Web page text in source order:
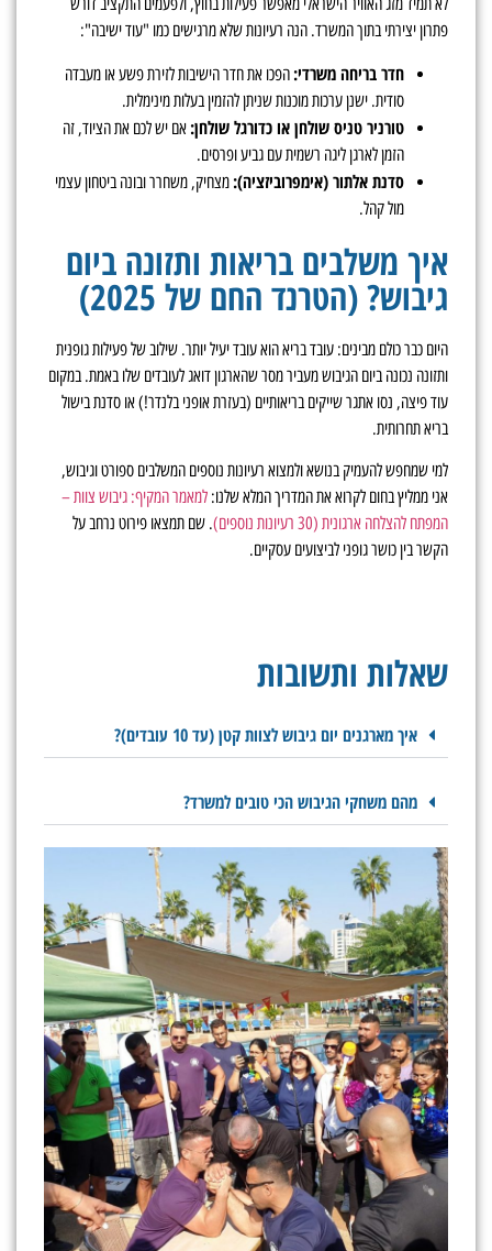
פתרון יצירתי בתוך המשרד. הנה רעיונות שלא מרגישים כמו "עוד ישיבה":
חדר בריחה משרדי: הפכו את חדר הישיבות לזירת פשע או מעבדה
סודית. ישנן ערכות מוכנות שניתן להזמין בעלות מינימלית.
טורניר טניס שולחן או כדורגל שולחן: אם יש לכם את הציוד, זה
הזמן לארגן ליגה רשמית עם גביע ופרסים.
סדנת אלתור (אימפרוביזציה): מצחיק, משחרר ובונה ביטחון עצמי
מול קהל.
איך משלבים בריאות ותזונה ביום
גיבוש? (הטרנד החם של 2025)
היום כבר כולם מבינים: עובד בריא הוא עובד יעיל יותר. שילוב של פעילות גופנית
ותזונה נכונה ביום הגיבוש מעביר מסר שהארגון דואג לעובדים שלו באמת. במקום
עוד פיצה, נסו אתגר שייקים בריאותיים (בעזרת אופני בלנדר!) או סדנת בישול
בריא תחרותית.
למי שמחפש להעמיק בנושא ולמצוא רעיונות נוספים המשלבים ספורט וגיבוש,
אני ממליץ בחום לקרוא את המדריך המלא שלנו: למאמר המקיף: גיבוש צוות –
המפתח להצלחה ארגונית (30 רעיונות נוספים)
. שם תמצאו פירוט נרחב על
הקשר בין כושר גופני לביצועים עסקיים.
שאלות ותשובות
איך מארגנים יום גיבוש לצוות קטן (עד 10 עובדים)?
מהם משחקי הגיבוש הכי טובים למשרד?